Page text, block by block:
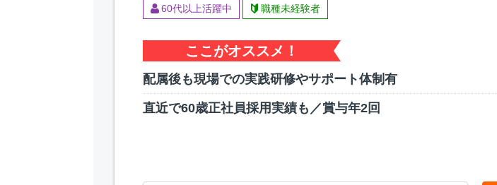
60代以上活躍中 職種未経験者
ここがオススメ！
配属後も現場での実践研修やサポート体制有
直近で60歳正社員採用実績も／賞与年2回